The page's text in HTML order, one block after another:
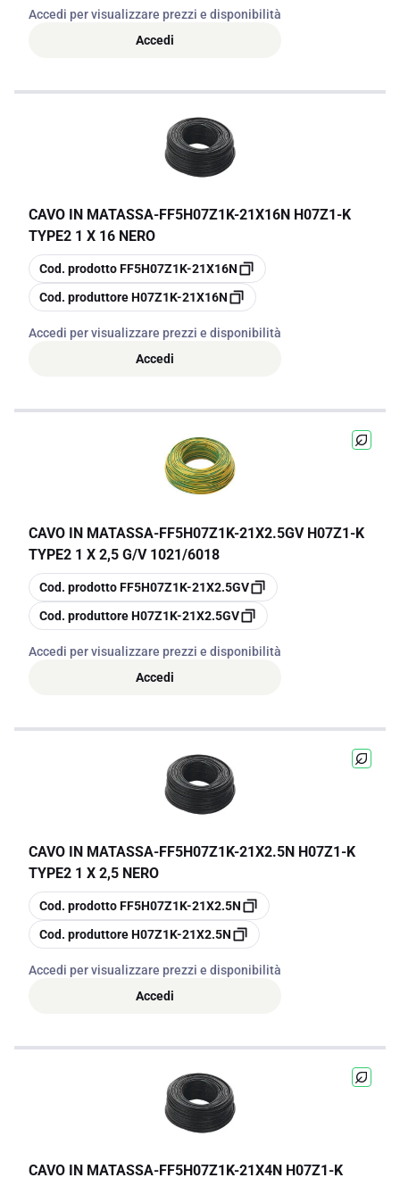
Accedi per visualizzare prezzi e disponibilità
Accedi
CAVO IN MATASSA-FF5H07Z1K-21X16N H07Z1-K
TYPE2 1 X 16 NERO
copia
Cod. prodottoFF5H07Z1K-21X16N
copia
Cod. produttoreH07Z1K-21X16N
Accedi per visualizzare prezzi e disponibilità
Accedi
CAVO IN MATASSA-FF5H07Z1K-21X2.5GV H07Z1-K
TYPE2 1 X 2,5 G/V 1021/6018
copia
Cod. prodottoFF5H07Z1K-21X2.5GV
copia
Cod. produttoreH07Z1K-21X2.5GV
Accedi per visualizzare prezzi e disponibilità
Accedi
CAVO IN MATASSA-FF5H07Z1K-21X2.5N H07Z1-K
TYPE2 1 X 2,5 NERO
copia
Cod. prodottoFF5H07Z1K-21X2.5N
copia
Cod. produttoreH07Z1K-21X2.5N
Accedi per visualizzare prezzi e disponibilità
Accedi
CAVO IN MATASSA-FF5H07Z1K-21X4N H07Z1-K